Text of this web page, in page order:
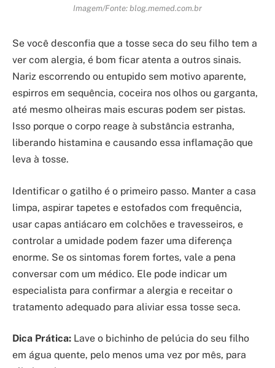
Imagem/Fonte: blog.memed.com.br
Se você desconfia que a tosse seca do seu filho tem a
ver com alergia, é bom ficar atenta a outros sinais.
Nariz escorrendo ou entupido sem motivo aparente,
espirros em sequência, coceira nos olhos ou garganta,
até mesmo olheiras mais escuras podem ser pistas.
Isso porque o corpo reage à substância estranha,
liberando histamina e causando essa inflamação que
leva à tosse.
Identificar o gatilho é o primeiro passo. Manter a casa
limpa, aspirar tapetes e estofados com frequência,
usar capas antiácaro em colchões e travesseiros, e
controlar a umidade podem fazer uma diferença
enorme. Se os sintomas forem fortes, vale a pena
conversar com um médico. Ele pode indicar um
especialista para confirmar a alergia e receitar o
tratamento adequado para aliviar essa tosse seca.
Dica Prática: Lave o bichinho de pelúcia do seu filho
em água quente, pelo menos uma vez por mês, para